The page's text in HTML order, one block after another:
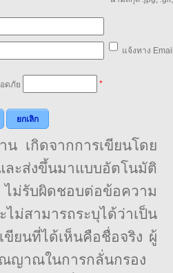
แจ้งทาง
*
ยกเลิก
เกิดจากการเขียนโดย
งขึ้นมาแบบอัตโนมัติ
ม่รับผิดชอบต่อข้อความ
สามารถระบุได้ว่าเป็น
ขียนที่ได้เห็นคือชื่อจริง ผู้
ญาณในการกลั่นกรอง